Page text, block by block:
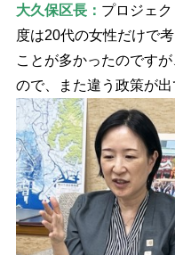
大久保区長： プロジェ
度は20代の女性だけで
ことが多かったのです
ので、また違う政策が出